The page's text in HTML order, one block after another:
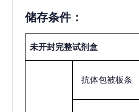
储存条件：
未开封完整试剂盒
抗体包被板条